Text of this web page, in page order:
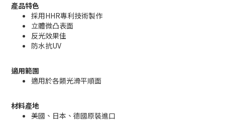
產品特色
採用HHR專利技術製作
立體微凸表面
反光效果佳
防水抗UV
適用範圍
適用於各類光滑平順面
材料產地
美國、日本、德國原裝進口